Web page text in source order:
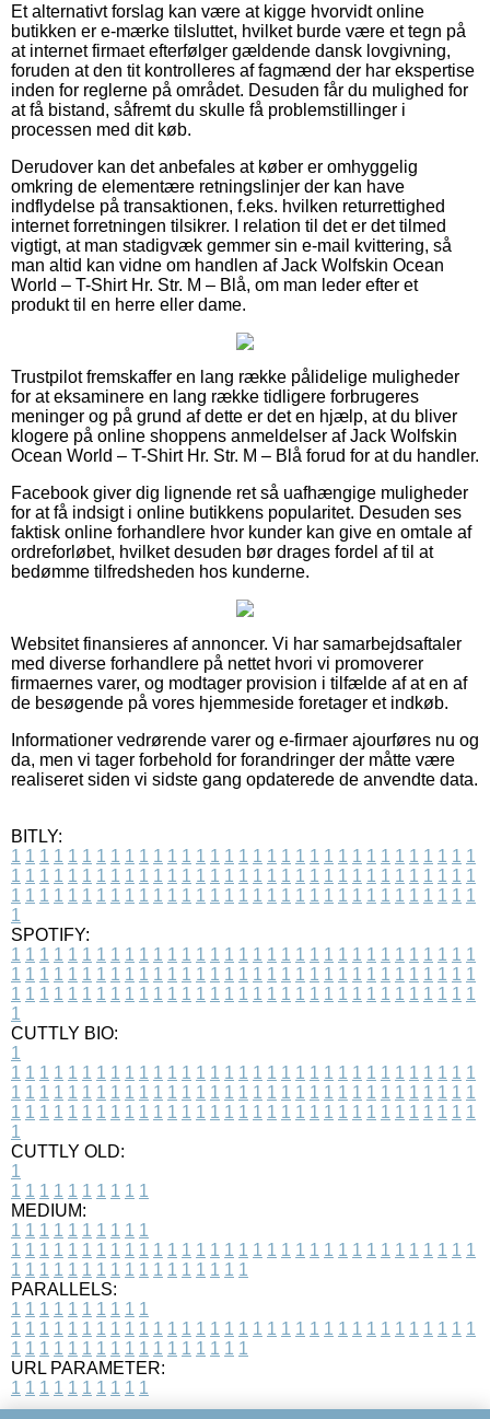
Et alternativt forslag kan være at kigge hvorvidt online
butikken er e-mærke tilsluttet, hvilket burde være et tegn på
at internet firmaet efterfølger gældende dansk lovgivning,
foruden at den tit kontrolleres af fagmænd der har ekspertise
inden for reglerne på området. Desuden får du mulighed for
at få bistand, såfremt du skulle få problemstillinger i
processen med dit køb.
Derudover kan det anbefales at køber er omhyggelig
omkring de elementære retningslinjer der kan have
indflydelse på transaktionen, f.eks. hvilken returrettighed
internet forretningen tilsikrer. I relation til det er det tilmed
vigtigt, at man stadigvæk gemmer sin e-mail kvittering, så
man altid kan vidne om handlen af Jack Wolfskin Ocean
World – T-Shirt Hr. Str. M – Blå, om man leder efter et
produkt til en herre eller dame.
Trustpilot fremskaffer en lang række pålidelige muligheder
for at eksaminere en lang række tidligere forbrugeres
meninger og på grund af dette er det en hjælp, at du bliver
klogere på online shoppens anmeldelser af Jack Wolfskin
Ocean World – T-Shirt Hr. Str. M – Blå forud for at du handler.
Facebook giver dig lignende ret så uafhængige muligheder
for at få indsigt i online butikkens popularitet. Desuden ses
faktisk online forhandlere hvor kunder kan give en omtale af
ordreforløbet, hvilket desuden bør drages fordel af til at
bedømme tilfredsheden hos kunderne.
Websitet finansieres af annoncer. Vi har samarbejdsaftaler
med diverse forhandlere på nettet hvori vi promoverer
firmaernes varer, og modtager provision i tilfælde af at en af
de besøgende på vores hjemmeside foretager et indkøb.
Informationer vedrørende varer og e-firmaer ajourføres nu og
da, men vi tager forbehold for forandringer der måtte være
realiseret siden vi sidste gang opdaterede de anvendte data.
BITLY:
1 1 1 1 1 1 1 1 1 1 1 1 1 1 1 1 1 1 1 1 1 1 1 1 1 1 1 1 1 1 1 1 1
1 1 1 1 1 1 1 1 1 1 1 1 1 1 1 1 1 1 1 1 1 1 1 1 1 1 1 1 1 1 1 1 1
1 1 1 1 1 1 1 1 1 1 1 1 1 1 1 1 1 1 1 1 1 1 1 1 1 1 1 1 1 1 1 1 1
1
SPOTIFY:
1 1 1 1 1 1 1 1 1 1 1 1 1 1 1 1 1 1 1 1 1 1 1 1 1 1 1 1 1 1 1 1 1
1 1 1 1 1 1 1 1 1 1 1 1 1 1 1 1 1 1 1 1 1 1 1 1 1 1 1 1 1 1 1 1 1
1 1 1 1 1 1 1 1 1 1 1 1 1 1 1 1 1 1 1 1 1 1 1 1 1 1 1 1 1 1 1 1 1
1
CUTTLY BIO:
1
1 1 1 1 1 1 1 1 1 1 1 1 1 1 1 1 1 1 1 1 1 1 1 1 1 1 1 1 1 1 1 1 1
1 1 1 1 1 1 1 1 1 1 1 1 1 1 1 1 1 1 1 1 1 1 1 1 1 1 1 1 1 1 1 1 1
1 1 1 1 1 1 1 1 1 1 1 1 1 1 1 1 1 1 1 1 1 1 1 1 1 1 1 1 1 1 1 1 1
1
CUTTLY OLD:
1
1 1 1 1 1 1 1 1 1 1
MEDIUM:
1 1 1 1 1 1 1 1 1 1
1 1 1 1 1 1 1 1 1 1 1 1 1 1 1 1 1 1 1 1 1 1 1 1 1 1 1 1 1 1 1 1 1
1 1 1 1 1 1 1 1 1 1 1 1 1 1 1 1 1
PARALLELS:
1 1 1 1 1 1 1 1 1 1
1 1 1 1 1 1 1 1 1 1 1 1 1 1 1 1 1 1 1 1 1 1 1 1 1 1 1 1 1 1 1 1 1
1 1 1 1 1 1 1 1 1 1 1 1 1 1 1 1 1
URL PARAMETER:
1 1 1 1 1 1 1 1 1 1